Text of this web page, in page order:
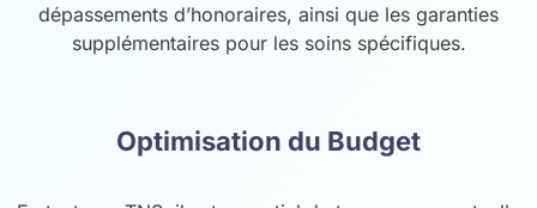
dépassements d’honoraires, ainsi que les garanties
supplémentaires pour les soins spécifiques.
Optimisation du Budget